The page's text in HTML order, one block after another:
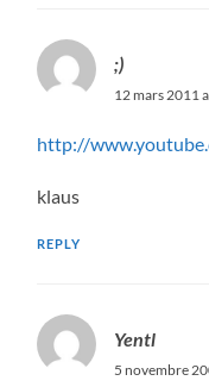
;)
12 mars 2011
http://
klaus
REPLY
Yentl
5 novembre